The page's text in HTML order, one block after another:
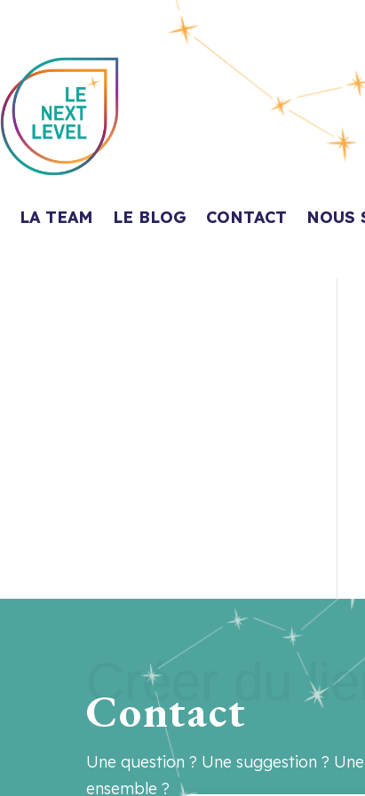
LA TEAM LE BLOG CONTACT NOUS
Créer du lien
Contact
Une question ? Une suggestion ?
ensemble ?